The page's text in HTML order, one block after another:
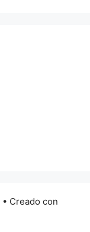
• Creado con